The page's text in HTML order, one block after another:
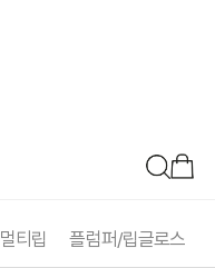
멀티립 플럼퍼/립글로스